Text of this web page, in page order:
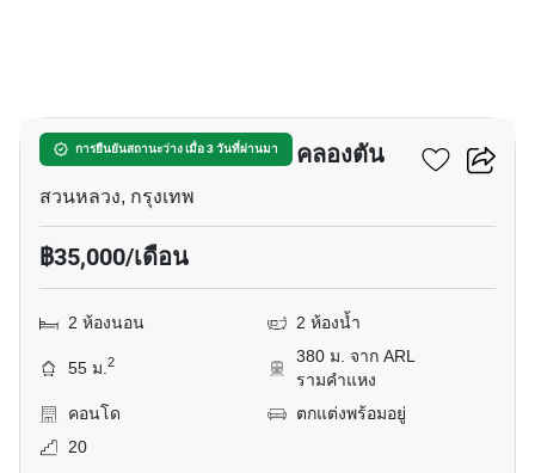
การยืนยันสถานะว่าง เมื่อ 3 วันที่ผ่านมา
ฟิวส์ โมเบียส รามคำแหง คลองตัน
สวนหลวง, กรุงเทพ
฿35,000/เดือน
2 ห้องนอน 2 ห้องน้ำ
55 ม.2
380 ม. จาก ARL
รามคำแหง
คอนโด
ตกแต่งพร้อมอยู่
20